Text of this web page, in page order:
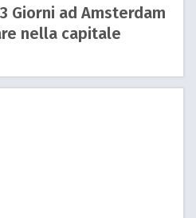
Giorni ad Amsterdam
nella capitale